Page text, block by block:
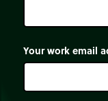
Your work email